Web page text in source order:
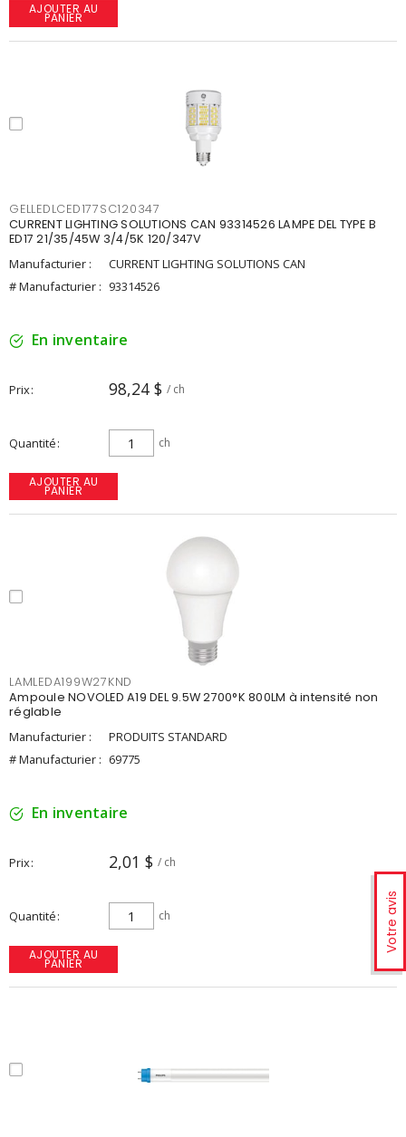
Votre avis
AJOUTER AU
PANIER
GELLEDLCED177SC120347
CURRENT LIGHTING SOLUTIONS CAN 93314526 LAMPE DEL TYPE B
ED17 21/35/45W 3/4/5K 120/347V
Manufacturier :
CURRENT LIGHTING SOLUTIONS CAN
# Manufacturier : 93314526
En inventaire
Prix 98,24 $ / ch
Quantité ch
AJOUTER AU
PANIER
LAMLEDA199W27KND
Ampoule NOVOLED A19 DEL 9.5W 2700°K 800LM à intensité non
réglable
Manufacturier :
PRODUITS STANDARD
# Manufacturier : 69775
En inventaire
Prix 2,01 $ / ch
Quantité ch
AJOUTER AU
PANIER